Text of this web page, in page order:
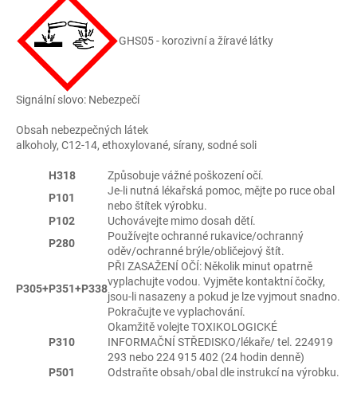
GHS05 - korozivní a žíravé látky
Signální slovo: Nebezpečí
Obsah nebezpečných látek
alkoholy, C12-14, ethoxylované, sírany, sodné soli
H318
Způsobuje vážné poškození očí.
P101
Je-li nutná lékařská pomoc, mějte po ruce obal
nebo štítek výrobku.
P102
Uchovávejte mimo dosah dětí.
P280
Používejte ochranné rukavice/ochranný
oděv/ochranné brýle/obličejový štít.
P305+P351+P338
PŘI ZASAŽENÍ OČÍ: Několik minut opatrně
vyplachujte vodou. Vyjměte kontaktní čočky,
jsou-li nasazeny a pokud je lze vyjmout snadno.
Pokračujte ve vyplachování.
P310
Okamžitě volejte TOXIKOLOGICKÉ
INFORMAČNÍ STŘEDISKO/lékaře/ tel. 224919
293 nebo 224 915 402 (24 hodin denně)
P501
Odstraňte obsah/obal dle instrukcí na výrobku.